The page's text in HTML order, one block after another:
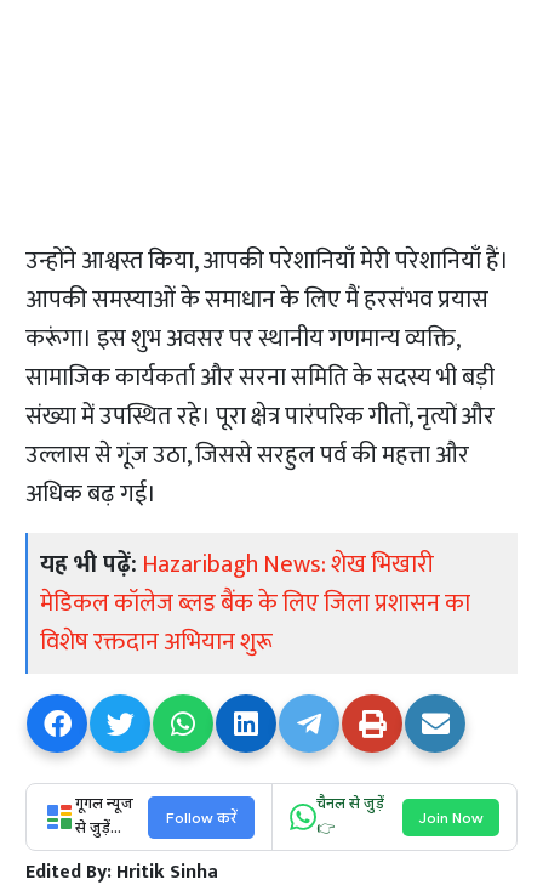
उन्होंने आश्वस्त किया, आपकी परेशानियाँ मेरी परेशानियाँ हैं।
आपकी समस्याओं के समाधान के लिए मैं हरसंभव प्रयास
करूंगा। इस शुभ अवसर पर स्थानीय गणमान्य व्यक्ति,
सामाजिक कार्यकर्ता और सरना समिति के सदस्य भी बड़ी
संख्या में उपस्थित रहे। पूरा क्षेत्र पारंपरिक गीतों, नृत्यों और
उल्लास से गूंज उठा, जिससे सरहुल पर्व की महत्ता और
अधिक बढ़ गई।
यह भी पढ़ें: Hazaribagh News: शेख भिखारी
मेडिकल कॉलेज ब्लड बैंक के लिए जिला प्रशासन का
विशेष रक्तदान अभियान शुरू
गूगल न्यूज
से जुड़ें...
Follow करें
चैनल से जुड़ें
👉
Join Now
Edited By:Hritik Sinha